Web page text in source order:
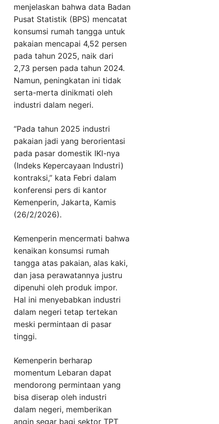
menjelaskan bahwa data Badan
Pusat Statistik (BPS) mencatat
konsumsi rumah tangga untuk
pakaian mencapai 4,52 persen
pada tahun 2025, naik dari
2,73 persen pada tahun 2024.
Namun, peningkatan ini tidak
serta-merta dinikmati oleh
industri dalam negeri.
“Pada tahun 2025 industri
pakaian jadi yang berorientasi
pada pasar domestik IKI-nya
(Indeks Kepercayaan Industri)
kontraksi,” kata Febri dalam
konferensi pers di kantor
Kemenperin, Jakarta, Kamis
(26/2/2026).
Kemenperin mencermati bahwa
kenaikan konsumsi rumah
tangga atas pakaian, alas kaki,
dan jasa perawatannya justru
dipenuhi oleh produk impor.
Hal ini menyebabkan industri
dalam negeri tetap tertekan
meski permintaan di pasar
tinggi.
Kemenperin berharap
momentum Lebaran dapat
mendorong permintaan yang
bisa diserap oleh industri
dalam negeri, memberikan
angin segar bagi sektor TPT